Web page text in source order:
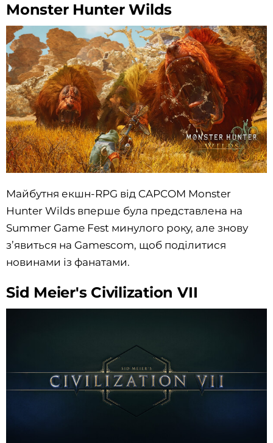
Monster Hunter Wilds
Майбутня екшн-RPG від CAPCOM Monster
Hunter Wilds вперше була представлена на
Summer Game Fest минулого року, але знову
з’явиться на Gamescom, щоб поділитися
новинами із фанатами.
Sid Meier's Civilization VII